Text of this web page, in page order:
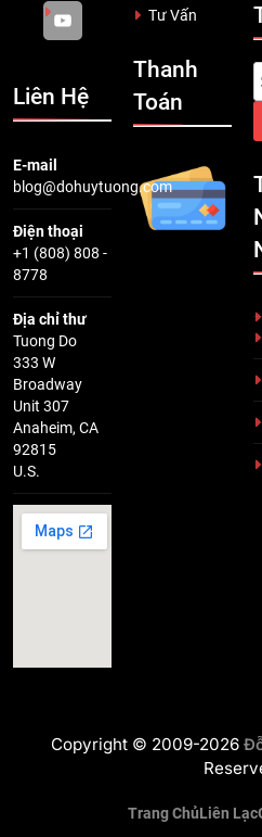
Liên Hệ
E-mail
blog@dohuytuong.com
Điện thoại
+1 (808) 808 -
8778
Địa chỉ thư
Tuong Do
333 W
Broadway
Unit 307
Anaheim, CA
92815
U.S.
Tư Vấn
Thanh
Toán
Copyright © 2009-2026
Trang ChủLiên Lạc